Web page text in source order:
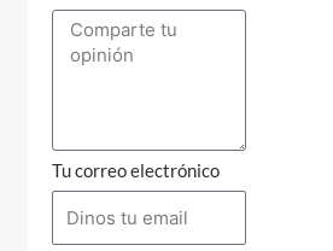
Tu correo electrónico